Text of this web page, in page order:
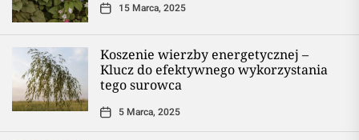
15 Marca, 2025
Koszenie wierzby energetycznej –
Klucz do efektywnego wykorzystania
tego surowca
5 Marca, 2025